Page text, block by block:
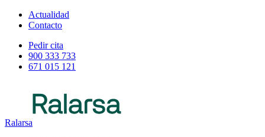
Actualidad
Contacto
Pedir cita
900 333 733
671 015 121
Ralarsa